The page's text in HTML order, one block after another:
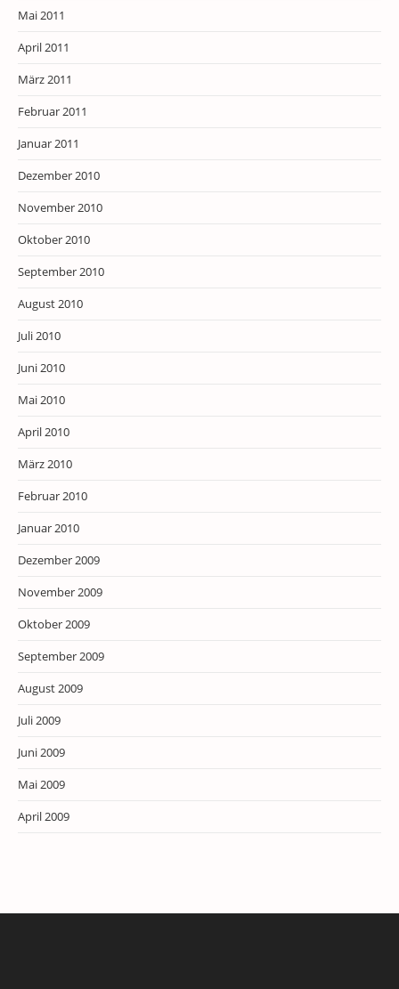
Mai 2011
April 2011
März 2011
Februar 2011
Januar 2011
Dezember 2010
November 2010
Oktober 2010
September 2010
August 2010
Juli 2010
Juni 2010
Mai 2010
April 2010
März 2010
Februar 2010
Januar 2010
Dezember 2009
November 2009
Oktober 2009
September 2009
August 2009
Juli 2009
Juni 2009
Mai 2009
April 2009